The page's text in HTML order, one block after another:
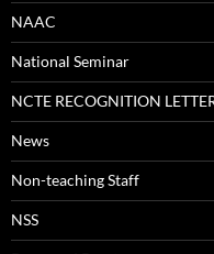
NAAC
National Seminar
NCTE RECOGNITION
News
Non-teaching Staff
NSS